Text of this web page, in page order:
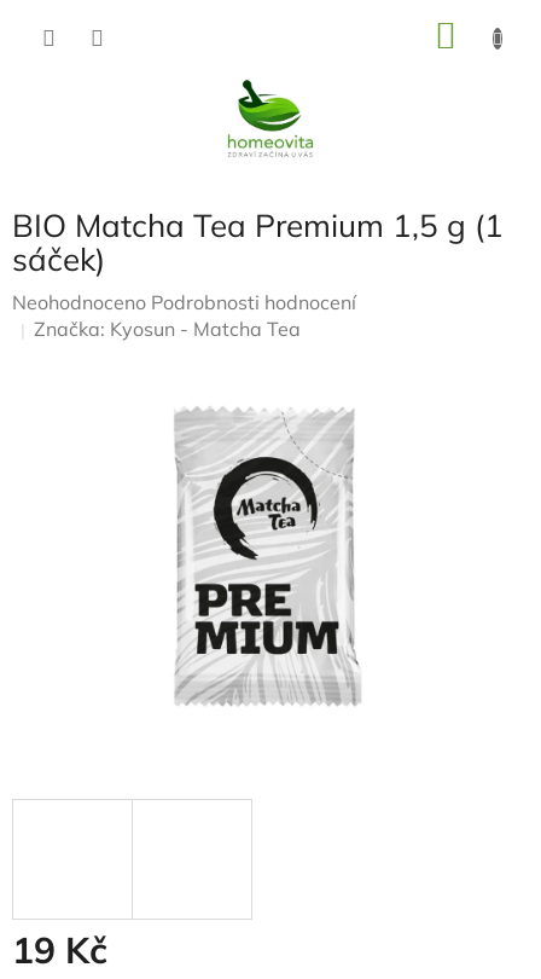
BIO Matcha Tea Premium 1,5 g (1
sáček)
Průměrné
hodnocení
Neohodnoceno Podrobnosti hodnocení
Značka: Kyosun - Matcha Tea
19 Kč